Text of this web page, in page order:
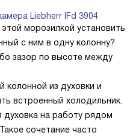
Liebherr IFd 3904
морозилкой установить
с ним в одну колонну?
зазор по высоте между
колонной из духовки и
встроенный холодильник.
духовка на работу рядом
сочетание часто